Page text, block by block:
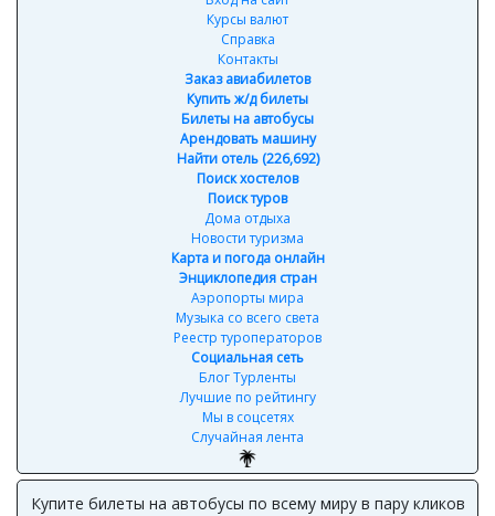
Курсы валют
Справка
Контакты
Заказ авиабилетов
Купить ж/д билеты
Билеты на автобусы
Арендовать машину
Найти отель (226,692)
Поиск хостелов
Поиск туров
Дома отдыха
Новости туризма
Карта и погода онлайн
Энциклопедия стран
Аэропорты мира
Музыка со всего света
Реестр туроператоров
Социальная сеть
Блог Турленты
Лучшие по рейтингу
Мы в соцсетях
Случайная лента
Купите билеты на автобусы по всему миру в пару кликов